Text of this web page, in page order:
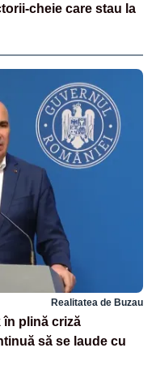
cheie care stau la
Realitatea de Buzau
în plină criză
să se laude cu